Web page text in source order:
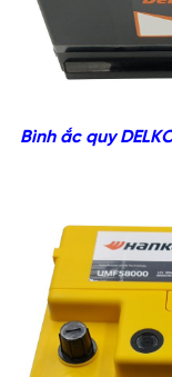
Bình ắc quy